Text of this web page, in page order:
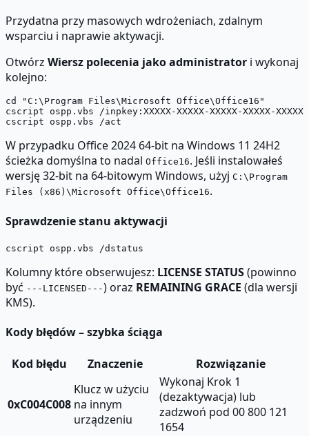
Przydatna przy masowych wdrożeniach, zdalnym
wsparciu i naprawie aktywacji.
Otwórz Wiersz polecenia jako administrator i wykonaj
kolejno:
cd "C:\Program Files\Microsoft Office\Office16"
cscript ospp.vbs /inpkey:XXXXX-XXXXX-XXXXX-XXXXX-XXXXX
W przypadku Office 2024 64-bit na Windows 11 24H2
ścieżka domyślna to nadal Office16. Jeśli instalowałeś
wersję 32-bit na 64-bitowym Windows, użyj C:\Program
Files (x86)\Microsoft Office\Office16.
Sprawdzenie stanu aktywacji
Kolumny które obserwujesz: LICENSE STATUS(powinno
być ---LICENSED---) oraz REMAINING GRACE (dla wersji
KMS).
Kody błędów – szybka ściąga
Kod błędu Znaczenie Rozwiązanie
0xC004C008
Klucz w użyciu
na innym
urządzeniu
Wykonaj Krok 1
(dezaktywacja) lub
zadzwoń pod 00 800 121
1654